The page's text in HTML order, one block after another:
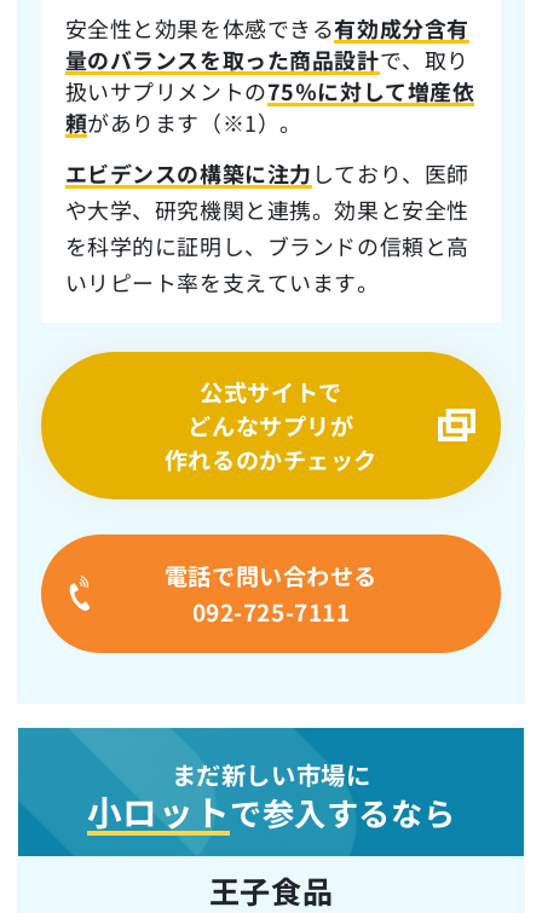
安全性と効果を体感できる有効成分含有
量のバランスを取った商品設計で、取り
扱いサプリメントの75％に対して増産依
頼があります（※1）。
エビデンスの構築に注力 しており、医師
や大学、研究機関と連携。効果と安全性
を科学的に証明し、ブランドの信頼と高
いリピート率を支えています。
公式サイトで
どんなサプリが
作れるのかチェック
電話で問い合わせる
092-725-7111
まだ新しい市場に
小ロットで参入するなら
王子食品